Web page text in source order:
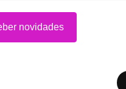
novidades